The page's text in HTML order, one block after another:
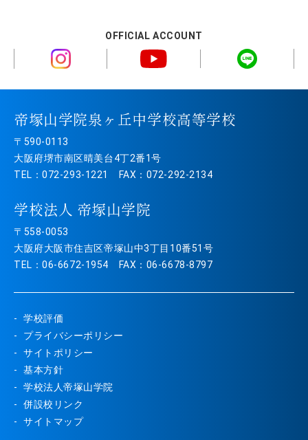
OFFICIAL ACCOUNT
帝塚山学院泉ヶ丘中学校高等学校
〒590-0113
大阪府堺市南区晴美台4丁2番1号
TEL：072-293-1221 FAX：072-292-2134
学校法人 帝塚山学院
〒558-0053
大阪府大阪市住吉区帝塚山中3丁目10番51号
TEL：06-6672-1954 FAX：06-6678-8797
学校評価
プライバシーポリシー
サイトポリシー
基本方針
学校法人帝塚山学院
併設校リンク
サイトマップ